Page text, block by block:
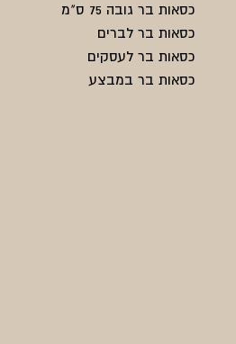
כסאות בר גובה 75 ס"מ
כסאות בר לברים
כסאות בר לעסקים
כסאות בר במבצע